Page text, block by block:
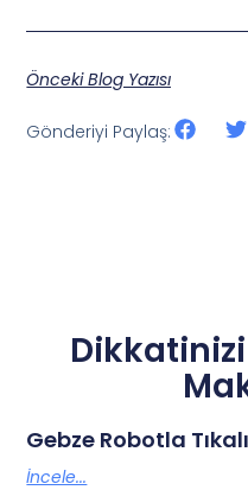
Önceki Blog Yazısı
Gönderiyi Paylaş:
Gebze Robotla
İncele...